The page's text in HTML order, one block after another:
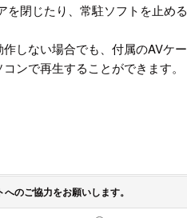
閉じたり、常駐ソフトを止める
しない場合でも、付属のAVケ
ンで再生することができます。
へのご協力をお願いします。